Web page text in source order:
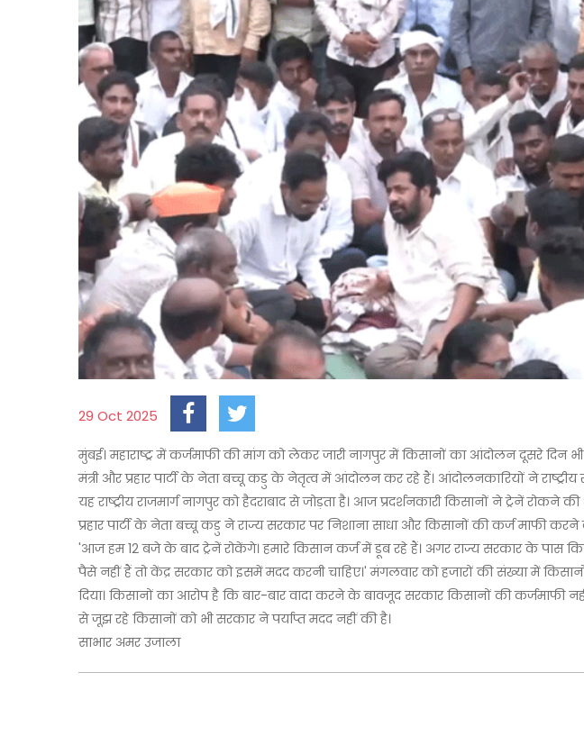
29 Oct 2025
मुंबई। महाराष्ट्र में कर्जमाफी की मांग को लेकर जारी नागपुर में किसानों का आंदोलन दूसरे दिन भी
मंत्री और प्रहार पार्टी के नेता बच्चू कडु के नेतृत्व में आंदोलन कर रहे हैं। आंदोलनकारियों ने राष्ट्रीय
यह राष्ट्रीय राजमार्ग नागपुर को हैदराबाद से जोड़ता है। आज प्रदर्शनकारी किसानों ने ट्रेनें रोकने की
प्रहार पार्टी के नेता बच्चू कडु ने राज्य सरकार पर निशाना साधा और किसानों की कर्ज माफी
'आज हम 12 बजे के बाद ट्रेनें रोकेंगे। हमारे किसान कर्ज में डूब रहे हैं। अगर राज्य सरकार के पास
पैसे नहीं हैं तो केंद्र सरकार को इसमें मदद करनी चाहिए।' मंगलवार को हजारों की संख्या में
दिया। किसानों का आरोप है कि बार-बार वादा करने के बावजूद सरकार किसानों की कर्जमाफी
से जूझ रहे किसानों को भी सरकार ने पर्याप्त मदद नहीं की है।
साभार अमर उजाला